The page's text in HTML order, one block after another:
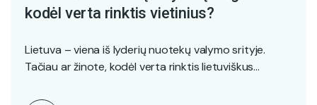
kodėl verta rinktis vietinius?
Lietuva – viena iš lyderių nuotekų valymo srityje.
Tačiau ar žinote, kodėl verta rinktis lietuviškus